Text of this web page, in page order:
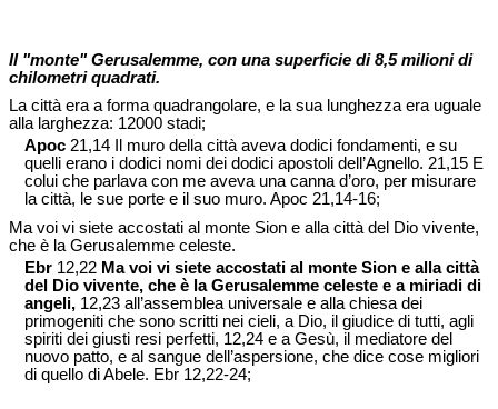
Il "monte" Gerusalemme, con una superficie di 8,5 milioni di
chilometri quadrati.
La città era a forma quadrangolare, e la sua lunghezza era uguale
alla larghezza: 12000 stadi;
Apoc 21,14 Il muro della città aveva dodici fondamenti, e su
quelli erano i dodici nomi dei dodici apostoli dell’Agnello. 21,15 E
colui che parlava con me aveva una canna d’oro, per misurare
la città, le sue porte e il suo muro. Apoc 21,14-16;
Ma voi vi siete accostati al monte Sion e alla città del Dio vivente,
che è la Gerusalemme celeste.
Ebr 12,22 Ma voi vi siete accostati al monte Sion e alla città
del Dio vivente, che è la Gerusalemme celeste e a miriadi di
angeli, 12,23 all’assemblea universale e alla chiesa dei
primogeniti che sono scritti nei cieli, a Dio, il giudice di tutti, agli
spiriti dei giusti resi perfetti, 12,24 e a Gesù, il mediatore del
nuovo patto, e al sangue dell’aspersione, che dice cose migliori
di quello di Abele. Ebr 12,22-24;